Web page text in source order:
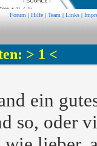
Forum | Hilfe | Team | Links |
> 1 <
ein
so, oder